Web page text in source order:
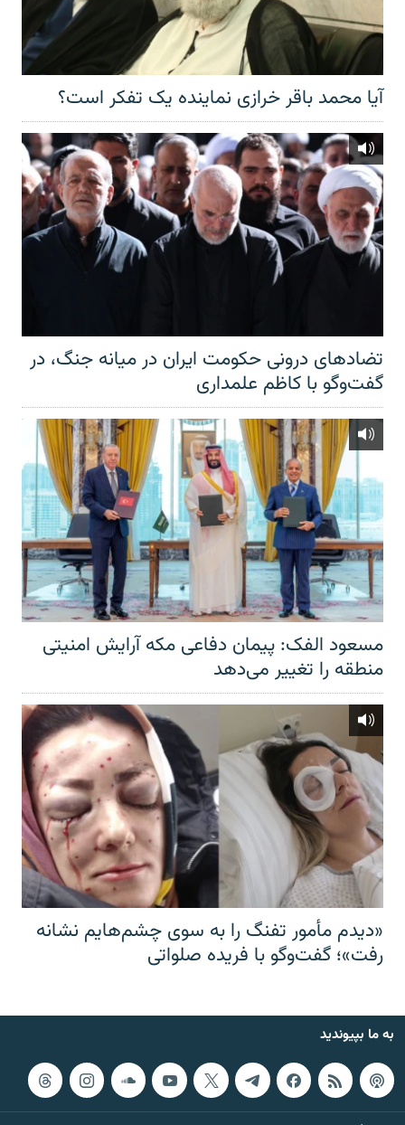
آیا محمد باقر خرازی نماینده یک تفکر است؟
تضادهای درونی حکومت ایران در میانه جنگ، در
گفت‌‌وگو با کاظم علمداری
مسعود الفک: پیمان دفاعی مکه آرایش امنیتی
منطقه را تغییر می‌دهد
«دیدم مأمور تفنگ را به سوی چشم‌هایم نشانه
رفت»؛ گفت‌و‌گو با فریده صلواتی
به ما بپیوندید